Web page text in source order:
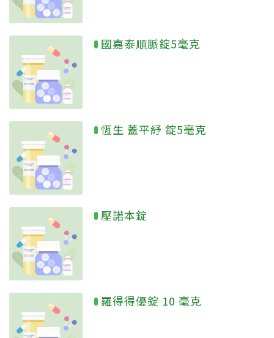
國嘉泰順脈錠5毫克
恆生 蓋平紓 錠5毫克
壓諾本錠
羅得得優錠 10 毫克